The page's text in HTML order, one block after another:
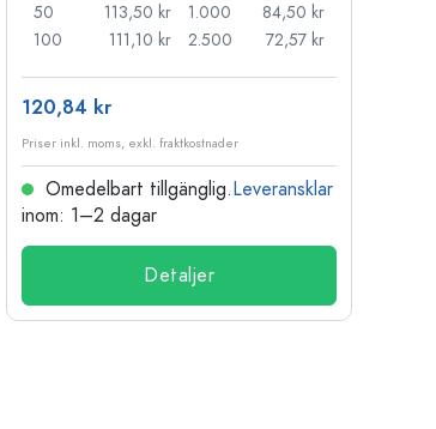
50
113,50 kr
100
111,10 kr
1.000
84,50 kr
2.500
72,57 kr
120,84 kr
Priser inkl. moms, exkl. fraktkostnader
Omedelbart tillgänglig.Leveransklar
inom: 1–2 dagar
Detaljer